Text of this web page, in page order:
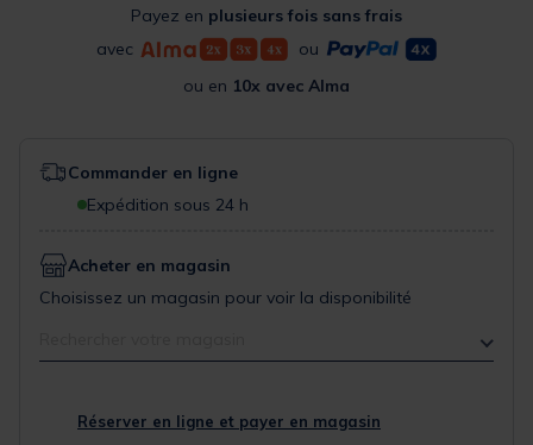
Payez en plusieurs fois sans frais
avec
ou
ou en 10x avec Alma
Commander en ligne
Expédition sous 24 h
Acheter en magasin
Choisissez un magasin pour voir la disponibilité
Réserver en ligne et payer en magasin